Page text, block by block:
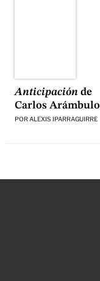
Anticipaciónde
Carlos Arámbulo
PORALEXIS IPARRAGUIRRE